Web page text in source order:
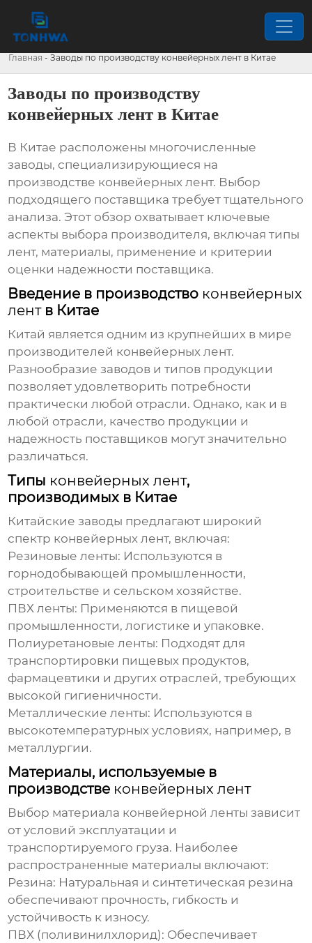
Главная - Заводы по производству конвейерных лент в Китае
Заводы по производству
конвейерных лент в Китае
В Китае расположены многочисленные
заводы, специализирующиеся на
производстве конвейерных лент. Выбор
подходящего поставщика требует тщательного
анализа. Этот обзор охватывает ключевые
аспекты выбора производителя, включая типы
лент, материалы, применение и критерии
оценки надежности поставщика.
Введение в производство конвейерных
лентв Китае
Китай является одним из крупнейших в мире
производителей конвейерных лент.
Разнообразие заводов и типов продукции
позволяет удовлетворить потребности
практически любой отрасли. Однако, как и в
любой отрасли, качество продукции и
надежность поставщиков могут значительно
различаться.
Типы конвейерных лент,
производимых в Китае
Китайские заводы предлагают широкий
спектр конвейерных лент, включая:
Резиновые ленты: Используются в
горнодобывающей промышленности,
строительстве и сельском хозяйстве.
ПВХ ленты: Применяются в пищевой
промышленности, логистике и упаковке.
Полиуретановые ленты: Подходят для
транспортировки пищевых продуктов,
фармацевтики и других отраслей, требующих
высокой гигиеничности.
Металлические ленты: Используются в
высокотемпературных условиях, например, в
металлургии.
Материалы, используемые в
производстве конвейерных лент
Выбор материала конвейерной ленты зависит
от условий эксплуатации и
транспортируемого груза. Наиболее
распространенные материалы включают:
Резина: Натуральная и синтетическая резина
обеспечивают прочность, гибкость и
устойчивость к износу.
ПВХ (поливинилхлорид): Обеспечивает